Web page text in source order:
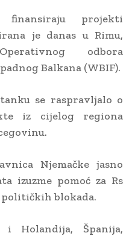
projekti
je danas u Rimu,
odbora
Balkana (WBIF).
se raspravljalo o
iz cijelog regiona
Njemačke jasno
izuzme pomoć za Rs
blokada.
Holandija, Španija,